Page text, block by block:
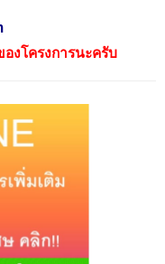
องโครงการนะครับ